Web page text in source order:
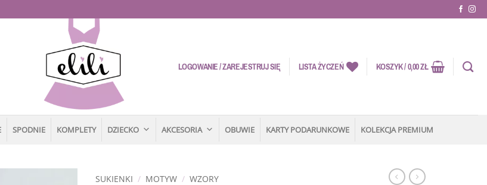
LOGOWANIE / ZAREJESTRUJ SIĘ LISTA ŻYCZEŃ KOSZYK /0,00ZŁ
SPODNIE KOMPLETY DZIECKO AKCESORIA OBUWIE KARTY PODARUNKOWE KOLEKCJA PREMIUM
SUKIENKI / MOTYW / WZORY